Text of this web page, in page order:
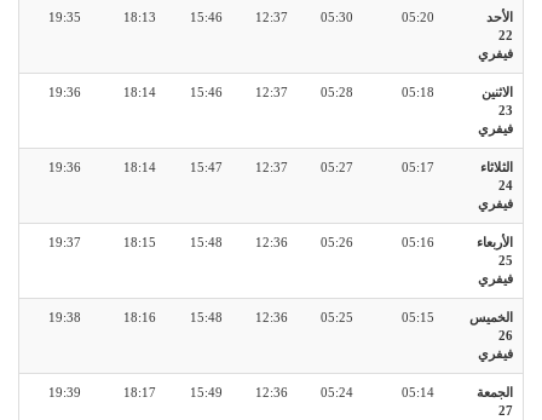
الأحد
22
فيفري
05:20
05:30
12:37
15:46
18:13
19:35
الاثنين
23
فيفري
05:18
05:28
12:37
15:46
18:14
19:36
الثلاثاء
24
فيفري
05:17
05:27
12:37
15:47
18:14
19:36
الأربعاء
25
فيفري
05:16
05:26
12:36
15:48
18:15
19:37
الخميس
26
فيفري
05:15
05:25
12:36
15:48
18:16
19:38
الجمعة
27
05:14
05:24
12:36
15:49
18:17
19:39